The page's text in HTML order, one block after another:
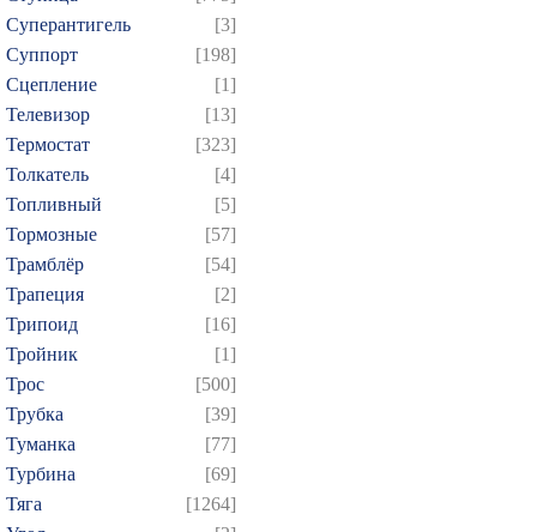
Суперантигель
[3]
Суппорт
[198]
Сцепление
[1]
Телевизор
[13]
Термостат
[323]
Толкатель
[4]
Топливный
[5]
Тормозные
[57]
Трамблёр
[54]
Трапеция
[2]
Трипоид
[16]
Тройник
[1]
Трос
[500]
Трубка
[39]
Туманка
[77]
Турбина
[69]
Тяга
[1264]